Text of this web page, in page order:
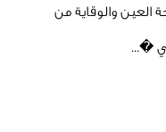
العين والوقاية من
�...